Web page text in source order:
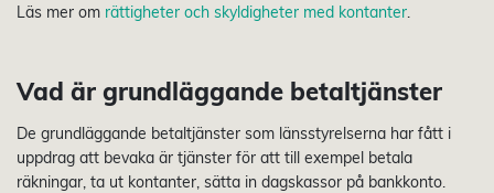
Läs mer om rättigheter och skyldigheter med kontanter
Vad är grundläggande betaltjänster
De grundläggande betaltjänster som länsstyrelserna har fått i
uppdrag att bevaka är tjänster för att till exempel betala
räkningar, ta ut kontanter, sätta in dagskassor på bankkonto.